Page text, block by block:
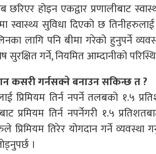
होइन एकद्वार प्रणालीबाट
स्वास्थ्य सुविधा दिएको छ तिनीहरुलाई
लिनका लागि पनि बीमा गरेको हुनुपर्ने
सुरक्षित गर्ने, नियमित आम्दानीको
कसरी गर्नसक्ने बनाउन सकिन्छ त ?
प्रिमियम तिर्न नपर्ने तलबको १.५
प्रमियम तिर्न नपर्नेगरी १.५
प्रिमियम तिरेर योगदान गर्ने
।